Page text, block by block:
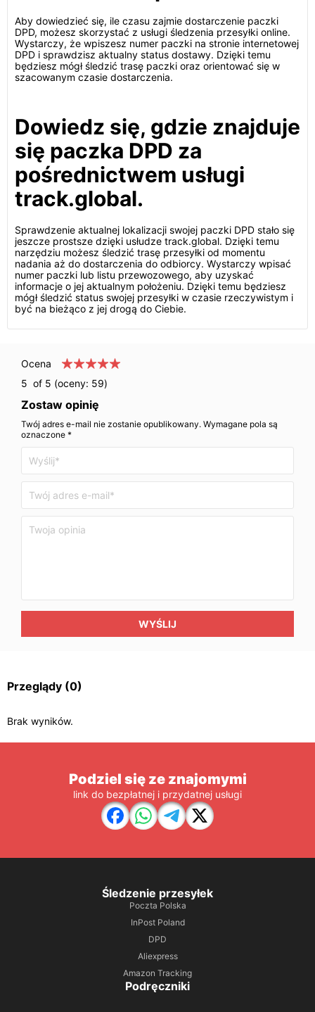
Aby dowiedzieć się, ile czasu zajmie dostarczenie paczki
DPD, możesz skorzystać z usługi śledzenia przesyłki online.
Wystarczy, że wpiszesz numer paczki na stronie internetowej
DPD i sprawdzisz aktualny status dostawy. Dzięki temu
będziesz mógł śledzić trasę paczki oraz orientować się w
szacowanym czasie dostarczenia.
Dowiedz się, gdzie znajduje
się paczka DPD za
pośrednictwem usługi
track.global.
Sprawdzenie aktualnej lokalizacji swojej paczki DPD stało się
jeszcze prostsze dzięki usłudze track.global. Dzięki temu
narzędziu możesz śledzić trasę przesyłki od momentu
nadania aż do dostarczenia do odbiorcy. Wystarczy wpisać
numer paczki lub listu przewozowego, aby uzyskać
informacje o jej aktualnym położeniu. Dzięki temu będziesz
mógł śledzić status swojej przesyłki w czasie rzeczywistym i
być na bieżąco z jej drogą do Ciebie.
Ocena
5 of 5 (oceny: 59)
Zostaw opinię
Twój adres e-mail nie zostanie opublikowany. Wymagane pola są
oznaczone *
WYŚLIJ
Przeglądy (0)
Brak wyników.
Podziel się ze znajomymi
link do bezpłatnej i przydatnej usługi
Śledzenie przesyłek
Poczta Polska
InPost Poland
DPD
Aliexpress
Amazon Tracking
Podręczniki